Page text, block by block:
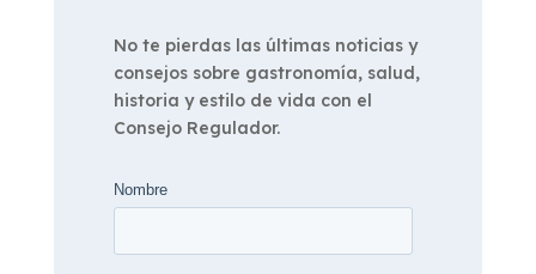
No te pierdas las últimas noticias y
consejos sobre gastronomía, salud,
historia y estilo de vida con el
Consejo Regulador.